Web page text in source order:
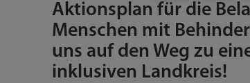
Aktionsplan für die
Menschen mit
uns auf den Weg zu
inklusiven Landkreis!